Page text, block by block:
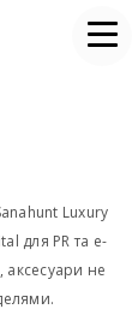
Luxury
для PR та e-
аксесуари не